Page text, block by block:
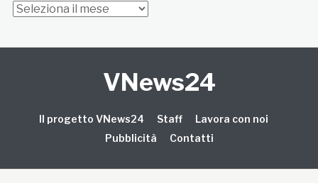
Archivi
VNews24
Il progetto VNews24 Staff
Lavora con noi
Pubblicità
Contatti